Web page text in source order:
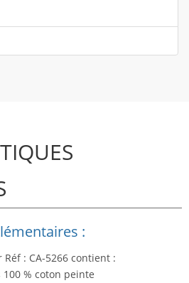
:
: CA-5266 contient :
% coton peinte